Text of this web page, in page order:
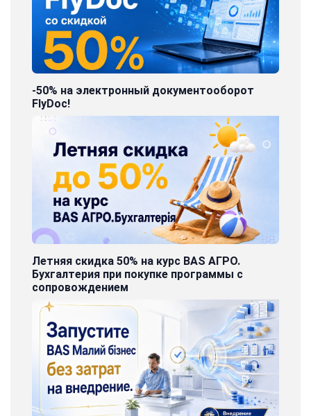
-50% на электронный документооборот
FlyDoc!
Летняя скидка 50% на курс BAS АГРО.
Бухгалтерия при покупке программы с
сопровождением